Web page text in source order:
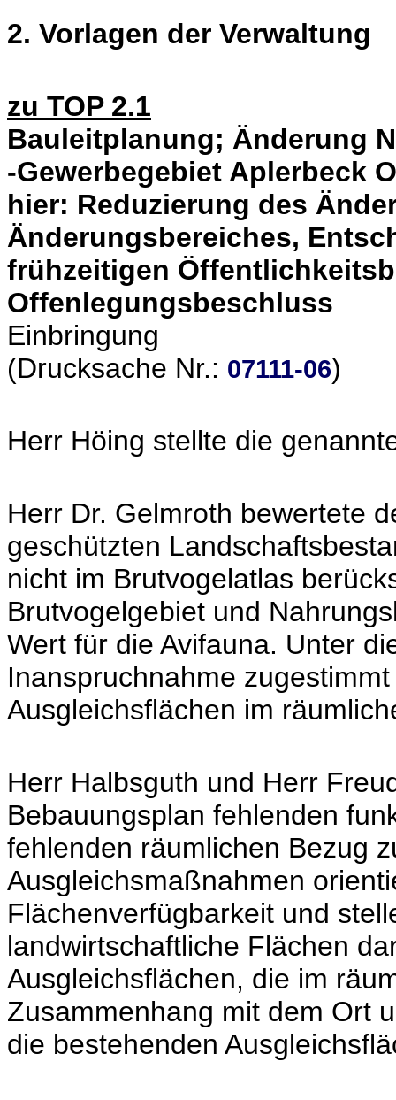
2. Vorlagen der Verwaltung
zu TOP 2.1
Bauleitplanung; Änderung
-Gewerbegebiet Aplerbeck
hier: Reduzierung des
Änderungsbereiches,
frühzeitigen
Offenlegungsbeschluss
Einbringung
(Drucksache Nr.: 07111-06)
Herr Höing stellte die
Herr Dr. Gelmroth bewertete
geschützten
nicht im Brutvogelatlas
Brutvogelgebiet und
Wert für die Avifauna. Unter
Inanspruchnahme
Ausgleichsflächen im
Herr Halbsguth und Herr
Bebauungsplan fehlenden
fehlenden räumlichen Bezug
Ausgleichsmaßnahmen
Flächenverfügbarkeit und
landwirtschaftliche Flächen
Ausgleichsflächen, die im
Zusammenhang mit dem Ort
die bestehenden